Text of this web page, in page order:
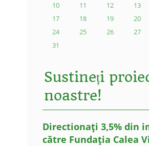
10
11 12 13
17
18 19 20
24
25 26 27
31
Sustineți
noastre!
Directionați 3,5% din
către Fundația Calea